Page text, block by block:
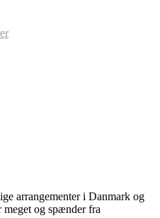
arrangementer i Danmark og
meget og spænder fra